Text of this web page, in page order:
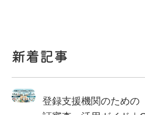
新着記事
登録支援機関のための